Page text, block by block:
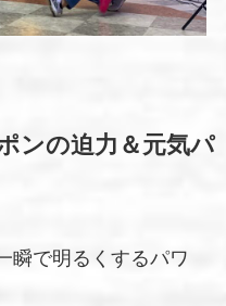
ンの迫力＆元気パ
瞬で明るくするパワ